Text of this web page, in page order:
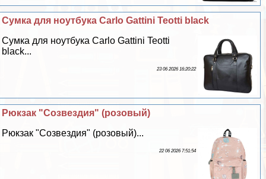
Сумка для ноутбука Carlo Gattini Teotti black
Сумка для ноутбука Carlo Gattini Teotti
black...
23 06 2026 16:20:22
Рюкзак "Созвездия" (розовый)
Рюкзак "Созвездия" (розовый)...
22 06 2026 7:51:54